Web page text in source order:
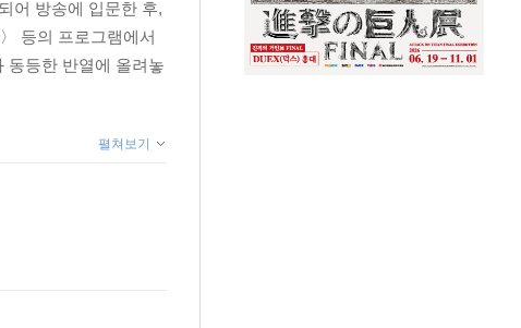
어 방송에 입문한 후,
등의 프로그램에서
동등한 반열에 올려놓
펼쳐보기